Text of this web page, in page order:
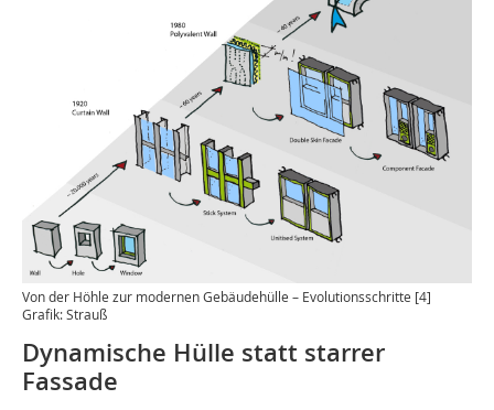
Von der Höhle zur modernen Gebäudehülle – Evolutionsschritte [4]
Grafik: Strauß
Dynamische Hülle statt starrer
Fassade